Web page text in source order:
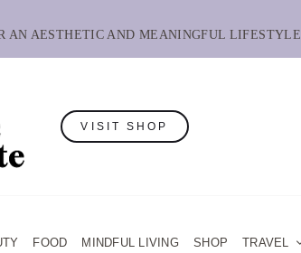
AN AESTHETIC AND MEANINGFUL LIFESTYLE
VISIT SHOP
FOOD MINDFUL LIVING SHOP TRAVEL